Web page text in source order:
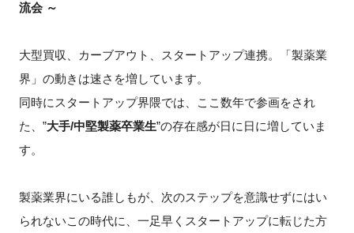
プログラム
ニュース・掲示板
LINK-Jを知る
流会 ～
大型買収、カーブアウト、スタートアップ連携。「製薬業
界」の動きは速さを増しています。
同時にスタートアップ界隈では、ここ数年で参画をされ
た、”大手/中堅製薬卒業生”の存在感が日に日に増していま
す。
製薬業界にいる誰しもが、次のステップを意識せずにはい
られないこの時代に、一足早くスタートアップに転じた方